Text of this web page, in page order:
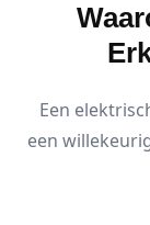
Een
een